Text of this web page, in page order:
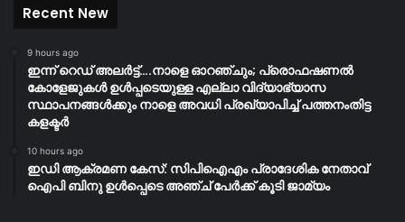
Recent New
9 hours ago
ഇന്ന് റെഡ് അലർട്ട്….നാളെ ഓറഞ്ചും; പ്രൊഫഷണൽ
കോളേജുകൾ ഉൾപ്പടെയുള്ള എല്ലാ വിദ്യാഭ്യാസ
സ്ഥാപനങ്ങൾക്കും നാളെ അവധി പ്രഖ്യാപിച്ച് പത്തനംതിട്ട
കളക്ടർ
10 hours ago
ഇഡി ആക്രമണ കേസ്: സിപിഐഎം പ്രാദേശിക നേതാവ്
ഐപി ബിനു ഉൾപ്പെടെ അഞ്ച് പേർക്ക് കൂടി ജാമ്യം